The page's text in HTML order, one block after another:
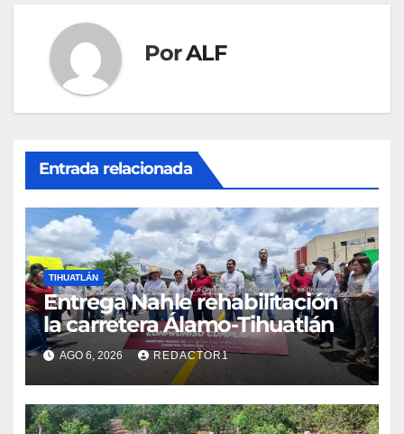
PorALF
Entrada relacionada
TIHUATLÁN
Entrega Nahle rehabilitación
la carretera Álamo-Tihuatlán
AGO 6, 2026 REDACTOR1